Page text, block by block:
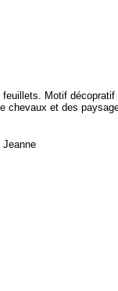
Motif
chevaux et des
Jeanne